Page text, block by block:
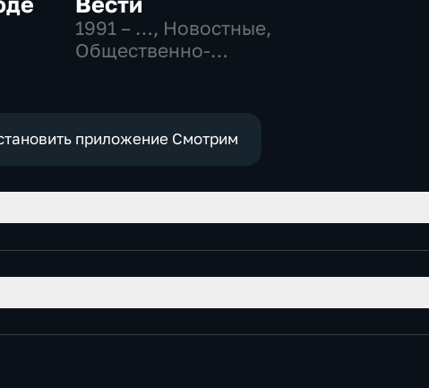
1991 – …, Новостные,
Общественно-
приложение Смотрим